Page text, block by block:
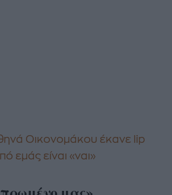
Οικονομάκου έκανε lip
εμάς είναι «ναι»